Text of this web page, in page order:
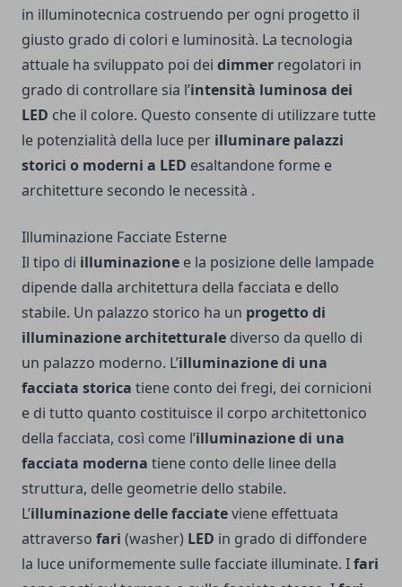
in illuminotecnica costruendo per ogni progetto il
giusto grado di colori e luminosità. La tecnologia
attuale ha sviluppato poi dei dimmer regolatori in
grado di controllare sia l’intensità luminosa dei
LED che il colore. Questo consente di utilizzare tutte
le potenzialità della luce per illuminare palazzi
storici o moderni a LED esaltandone forme e
architetture secondo le necessità .
Illuminazione Facciate Esterne
Il tipo di illuminazione e la posizione delle lampade
dipende dalla architettura della facciata e dello
stabile. Un palazzo storico ha un progetto di
illuminazione architetturale diverso da quello di
un palazzo moderno. L’illuminazione di una
facciata storica tiene conto dei fregi, dei cornicioni
e di tutto quanto costituisce il corpo architettonico
della facciata, così come l’illuminazione di una
facciata moderna tiene conto delle linee della
struttura, delle geometrie dello stabile.
L’illuminazione delle facciateviene effettuata
attraverso fari (washer) LED in grado di diffondere
la luce uniformemente sulle facciate illuminate. Ifari